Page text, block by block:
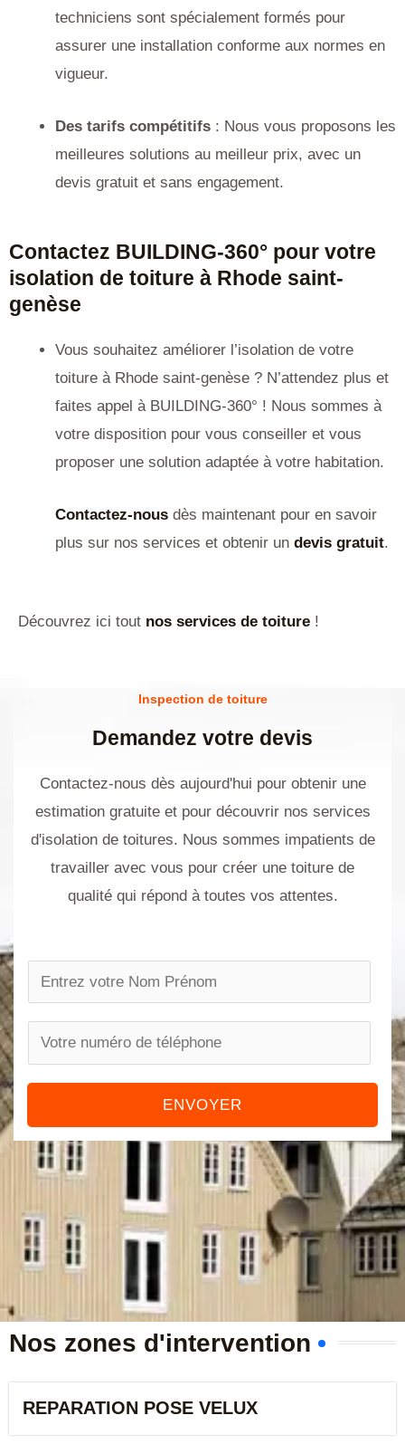
techniciens sont spécialement formés pour
assurer une installation conforme aux normes en
vigueur.
Des tarifs compétitifs : Nous vous proposons les
meilleures solutions au meilleur prix, avec un
devis gratuit et sans engagement.
Contactez BUILDING-360° pour votre
isolation de toiture à Rhode saint-
genèse
Vous souhaitez améliorer l’isolation de votre
toiture à Rhode saint-genèse ? N’attendez plus et
faites appel à BUILDING-360° ! Nous sommes à
votre disposition pour vous conseiller et vous
proposer une solution adaptée à votre habitation.
Contactez-nous dès maintenant pour en savoir
plus sur nos services et obtenir un devis gratuit.
Découvrez ici tout nos services de toiture !
Inspection de toiture
Demandez votre devis
Contactez-nous dès aujourd'hui pour obtenir une
estimation gratuite et pour découvrir nos services
d'isolation de toitures. Nous sommes impatients de
travailler avec vous pour créer une toiture de
qualité qui répond à toutes vos attentes.
a
*
h
o
m
b
r
ENVOYER
Nos zones d'intervention
REPARATION POSE VELUX